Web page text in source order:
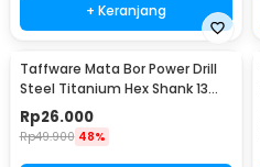
+ Keranjang
Taffware Mata Bor Power Drill
Steel Titanium Hex Shank 13
PCS - SV-VDB13
Rp26.000
Rp49.900 48%